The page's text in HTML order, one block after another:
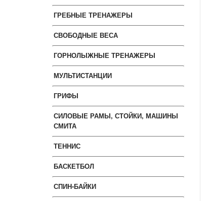
ГРЕБНЫЕ ТРЕНАЖЕРЫ
СВОБОДНЫЕ ВЕСА
ГОРНОЛЫЖНЫЕ ТРЕНАЖЕРЫ
МУЛЬТИСТАНЦИИ
ГРИФЫ
СИЛОВЫЕ РАМЫ, СТОЙКИ, МАШИНЫ
СМИТА
ТЕННИС
БАСКЕТБОЛ
СПИН-БАЙКИ